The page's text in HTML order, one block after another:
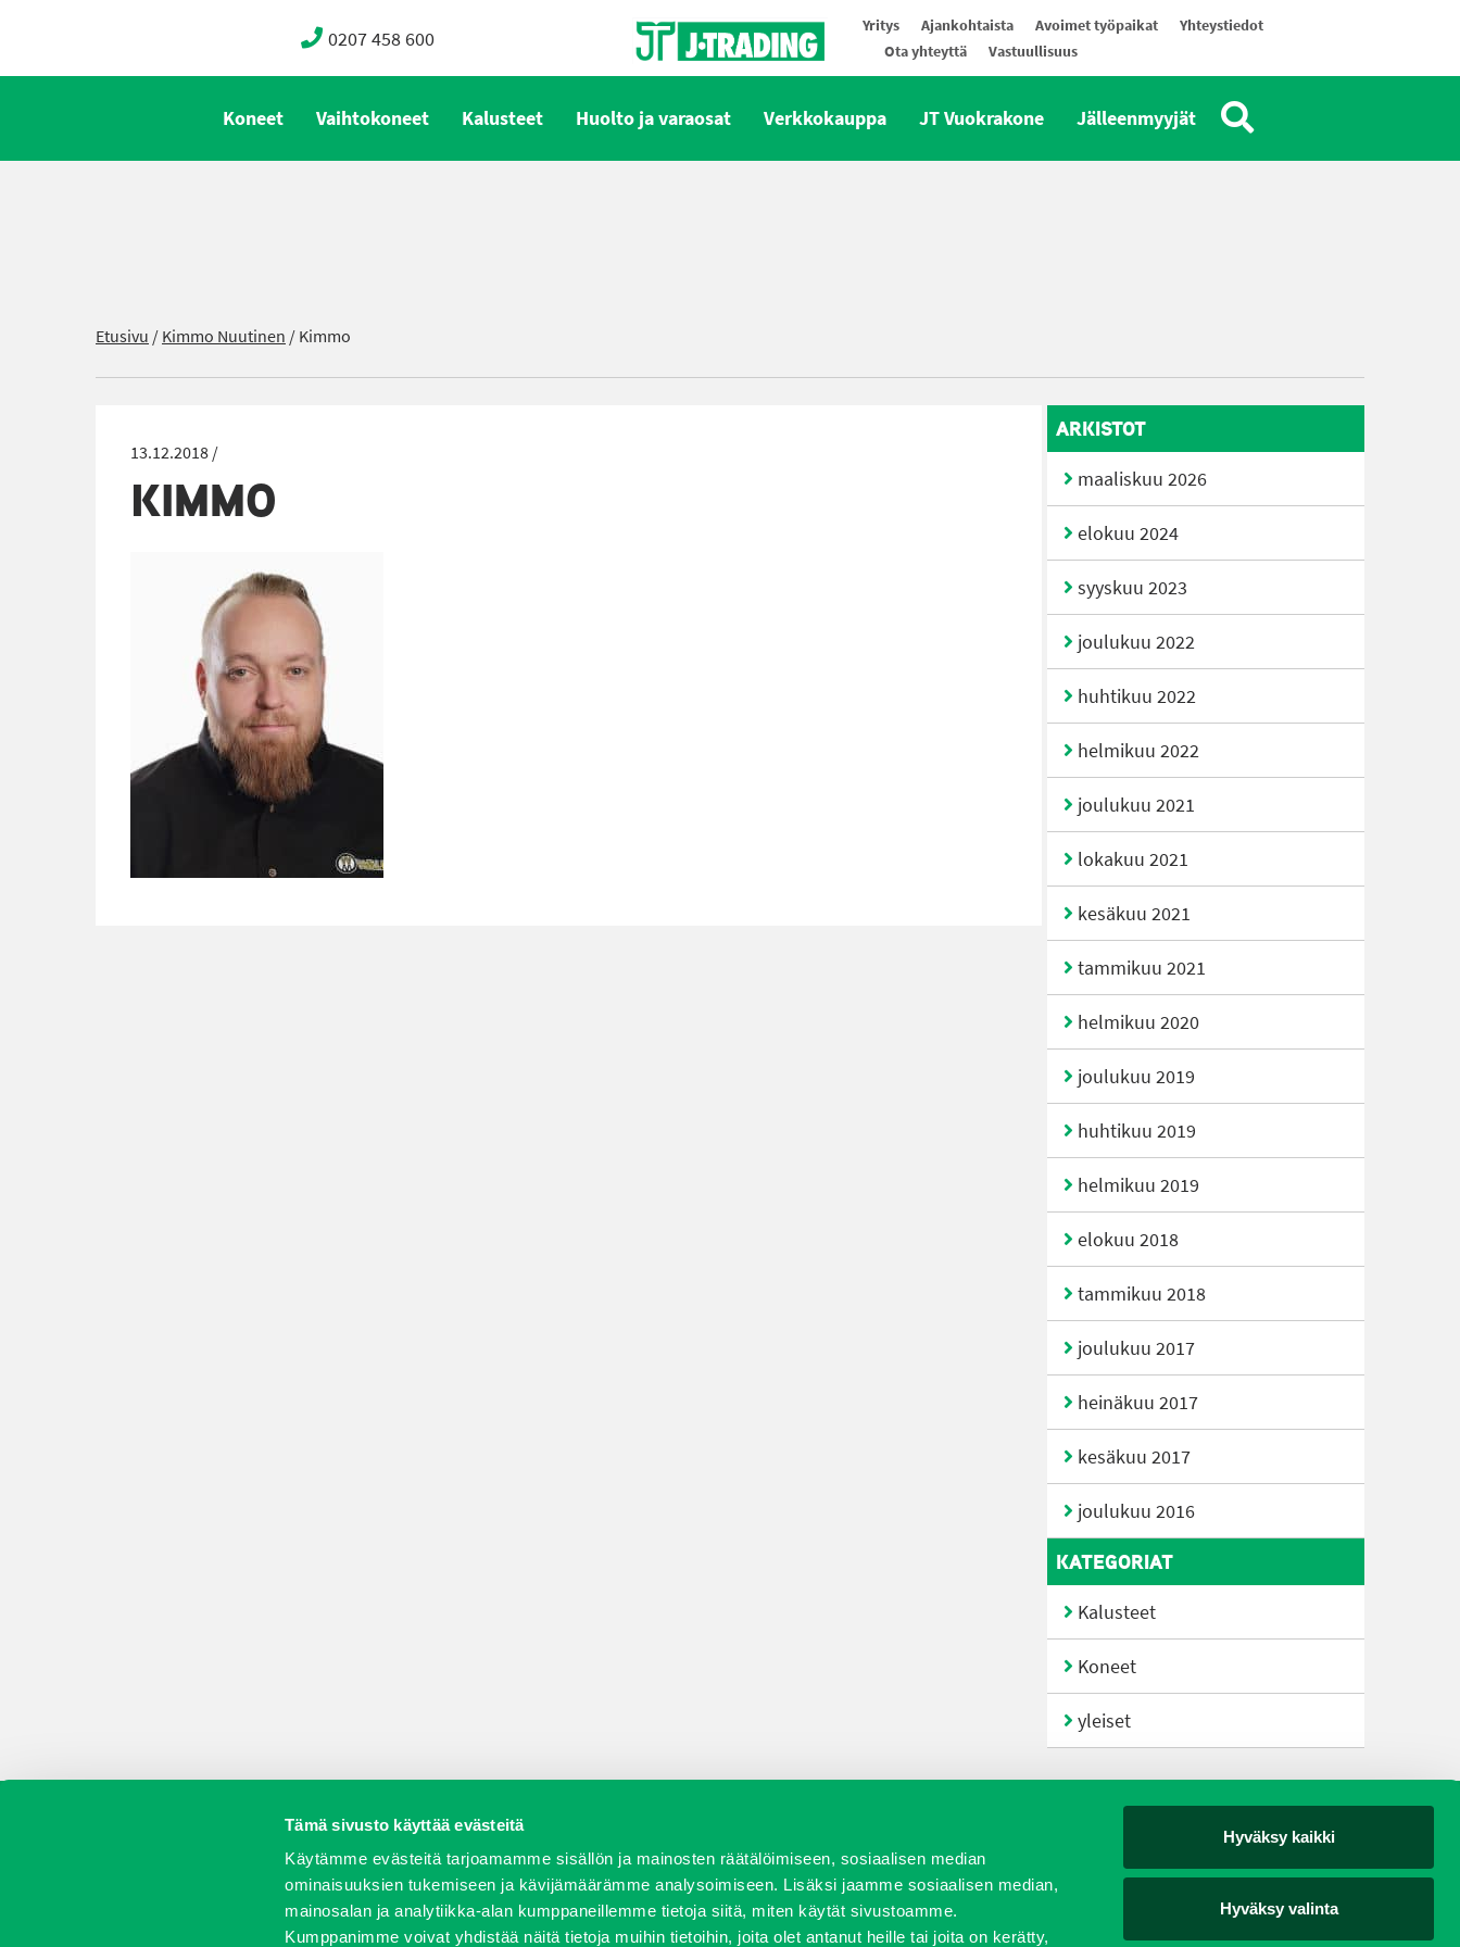
Tämä sivusto käyttää evästeitä
Käytämme evästeitä tarjoamamme sisällön ja mainosten räätälöimiseen, sosiaalisen median
ominaisuuksien tukemiseen ja kävijämäärämme analysoimiseen. Lisäksi jaamme sosiaalisen median,
mainosalan ja analytiikka-alan kumppaneillemme tietoja siitä, miten käytät sivustoamme.
Kumppanimme voivat yhdistää näitä tietoja muihin tietoihin, joita olet antanut heille tai joita on kerätty,
Hyväksy kaikki
Hyväksy valinta
0207 458 600 Yritys Ajankohtaista Avoimet työpaikat
Yhteystiedot
Ota yhteyttä
Vastuullisuus
Koneet Vaihtokoneet Kalusteet Huolto ja varaosat Verkkokauppa JT Vuokrakone Jälleenmyyjät
Etusivu /Kimmo Nuutinen /Kimmo
13.12.2018 /
KIMMO
ARKISTOT
maaliskuu 2026
elokuu 2024
syyskuu 2023
joulukuu 2022
huhtikuu 2022
helmikuu 2022
joulukuu 2021
lokakuu 2021
kesäkuu 2021
tammikuu 2021
helmikuu 2020
joulukuu 2019
huhtikuu 2019
helmikuu 2019
elokuu 2018
tammikuu 2018
joulukuu 2017
heinäkuu 2017
kesäkuu 2017
joulukuu 2016
KATEGORIAT
Kalusteet
Koneet
yleiset
Vaihtokoneet Kalusteet Huolto ja varaosat Verkkokauppa JT Vuokrakone Jälleenmyyjät